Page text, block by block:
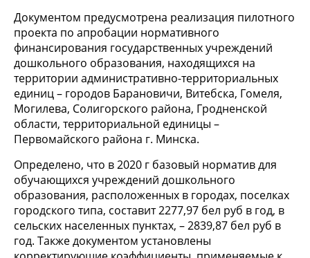
Документом предусмотрена реализация пилотного
проекта по апробации нормативного
финансирования государственных учреждений
дошкольного образования, находящихся на
территории административно-территориальных
единиц – городов Барановичи, Витебска, Гомеля,
Могилева, Солигорского района, Гродненской
области, территориальной единицы –
Первомайского района г. Минска.
Определено, что в 2020 г базовый норматив для
обучающихся учреждений дошкольного
образования, расположенных в городах, поселках
городского типа, составит 2277,97 бел руб в год, в
сельских населенных пунктах, – 2839,87 бел руб в
год. Также документом установлены